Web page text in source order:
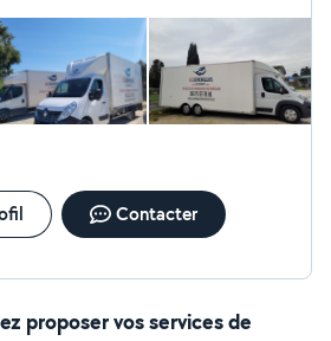
Contacter
proposer vos services de